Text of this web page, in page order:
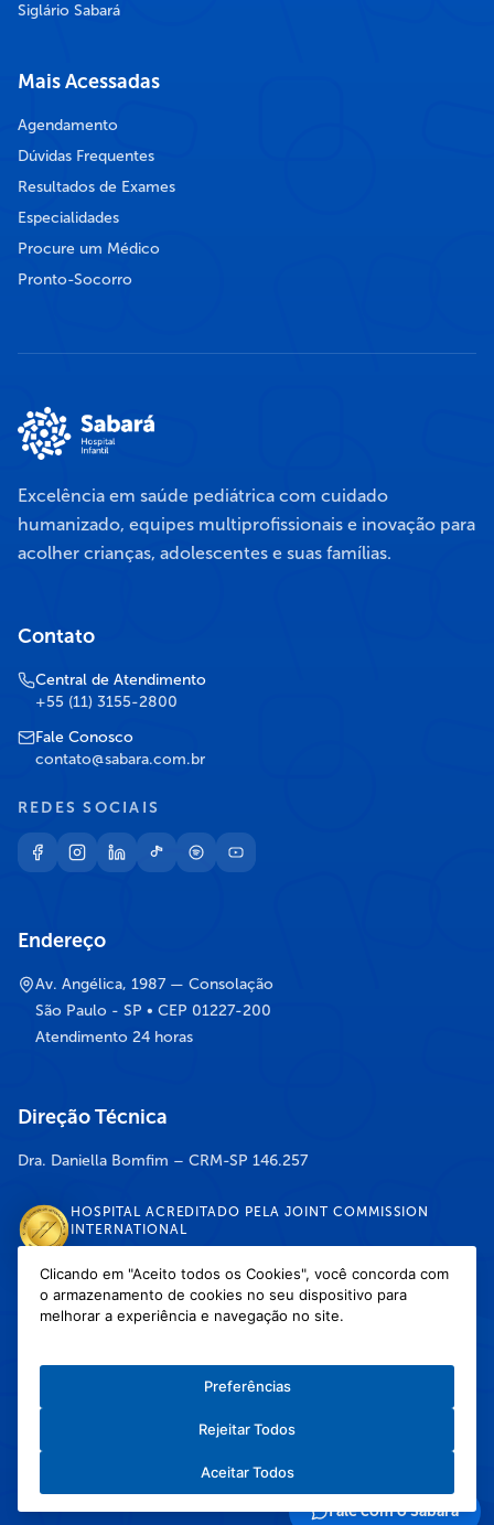
Fale com o Sabará
Siglário Sabará
Mais Acessadas
Agendamento
Dúvidas Frequentes
Resultados de Exames
Especialidades
Procure um Médico
Pronto-Socorro
Excelência em saúde pediátrica com cuidado
humanizado, equipes multiprofissionais e inovação para
acolher crianças, adolescentes e suas famílias.
Contato
Central de Atendimento
+55 (11) 3155-2800
Fale Conosco
contato@sabara.com.br
REDES SOCIAIS
Endereço
Av. Angélica, 1987 — Consolação
São Paulo - SP • CEP 01227-200
Atendimento 24 horas
Direção Técnica
Dra. Daniella Bomfim – CRM-SP 146.257
HOSPITAL ACREDITADO PELA JOINT COMMISSION
INTERNATIONAL
DISPONÍVEL NAS LOJAS
Política de Cookies
Copyright © 2026 Hospital Infantil Sabará — Todos os direitos reservados.
Clicando em "Aceito todos os Cookies", você concorda com
o armazenamento de cookies no seu dispositivo para
melhorar a experiência e navegação no site.
Preferências
Rejeitar Todos
Aceitar Todos